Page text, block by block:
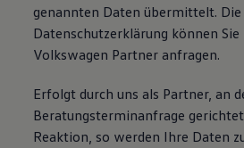
genannten Daten übermittelt.
Datenschutzerklärung können
Volkswagen Partner anfragen.
Erfolgt durch uns als Partner, an
Beratungsterminanfrage
Reaktion, so werden Ihre Daten